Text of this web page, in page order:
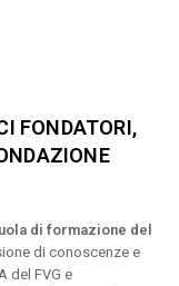
FONDATORI,
di formazione del
di conoscenze e
del FVG e